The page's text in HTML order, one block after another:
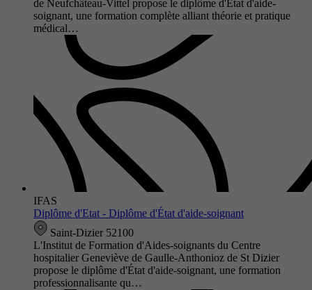
de Neufchâteau-Vittel propose le diplôme d'État d'aide-
soignant, une formation complète alliant théorie et pratique
médical…
IFAS
Diplôme d'Etat - Diplôme d'État d'aide-soignant
Saint-Dizier 52100
L'Institut de Formation d'Aides-soignants du Centre
hospitalier Geneviève de Gaulle-Anthonioz de St Dizier
propose le diplôme d'État d'aide-soignant, une formation
professionnalisante qu…